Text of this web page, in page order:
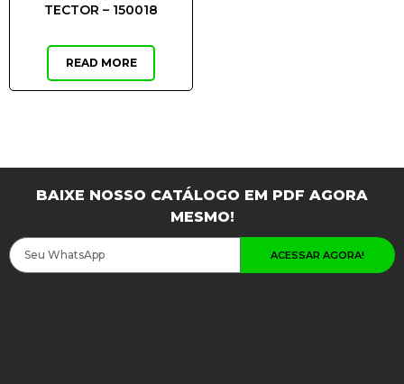
TECTOR – 150018
READ MORE
BAIXE NOSSO CATÁLOGO EM PDF AGORA
MESMO!
ACESSAR AGORA!